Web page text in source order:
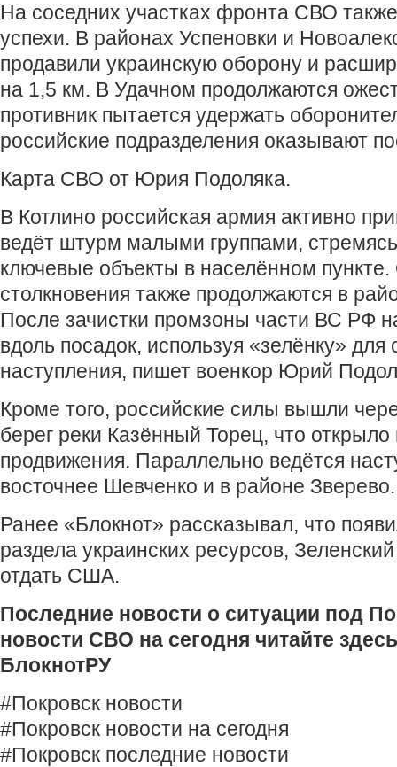
На соседних участках фронта СВО
успехи. В районах Успеновки и
продавили украинскую оборону и
на 1,5 км. В Удачном продолжаются
противник пытается удержать
российские подразделения оказывают
Карта СВО от Юрия Подоляка.
В Котлино российская армия активно
ведёт штурм малыми группами,
ключевые объекты в населённом
столкновения также продолжаются в
После зачистки промзоны части ВС РФ
вдоль посадок, используя «зелёнку» для
наступления, пишет военкор Юрий
Кроме того, российские силы вышли
берег реки Казённый Торец, что
продвижения. Параллельно ведётся
восточнее Шевченко и в районе Зверево.
Ранее «Блокнот» рассказывал, что
раздела украинских ресурсов,
отдать США.
Последние новости о ситуации под
новости СВО на сегодня читайте
БлокнотРУ
#Покровск новости
#Покровск новости на сегодня
#Покровск последние новости